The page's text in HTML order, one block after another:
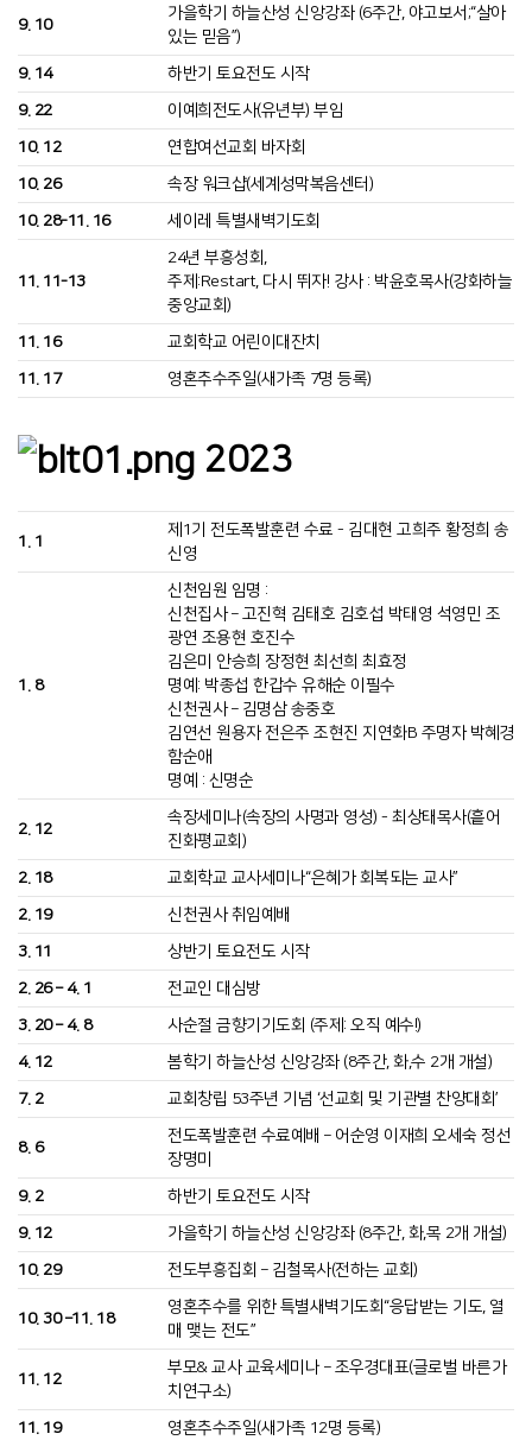
9. 10
가을학기 하늘산성 신앙강좌 (6주간, 야고보서;“살아
있는 믿음”)
9. 14
하반기 토요전도 시작
9. 22
이예희전도사(유년부) 부임
10. 12
연합여선교회 바자회
10. 26
속장 워크샵(세계성막복음센터)
10. 28-11. 16
세이레 특별새벽기도회
11. 11-13
24년 부흥성회,
주제:Restart, 다시 뛰자! 강사 : 박윤호목사(강화하늘
중앙교회)
11. 16
교회학교 어린이대잔치
11. 17
영혼추수주일(새가족 7명 등록)
2023
1. 1
제1기 전도폭발훈련 수료 - 김대현 고희주 황정희 송
신영
1. 8
신천임원 임명 :
신천집사 – 고진혁 김태호 김호섭 박태영 석영민 조
광연 조용현 호진수
김은미 안승희 장정현 최선희 최효정
명예: 박종섭 한갑수 유해순 이필수
신천권사 – 김명삼 송중호
김연선 원용자 전은주 조현진 지연화B 주명자 박혜경
함순애
명예 : 신명순
2. 12
속장세미나(속장의 사명과 영성) - 최상태목사(흩어
진화평교회)
2. 18
교회학교 교사세미나“은혜가 회복되는 교사”
2. 19
신천권사 취임예배
3. 11
상반기 토요전도 시작
2. 26 – 4. 1
전교인 대심방
3. 20 – 4. 8
사순절 금향기기도회 (주제: 오직 예수!)
4. 12
봄학기 하늘산성 신앙강좌 (8주간, 화,수 2개 개설)
7. 2
교회창립 53주년 기념 ‘선교회 및 기관별 찬양대회’
8. 6
전도폭발훈련 수료예배 – 어순영 이재희 오세숙 정선
장명미
9. 2
하반기 토요전도 시작
9. 12
가을학기 하늘산성 신앙강좌 (8주간, 화,목 2개 개설)
10. 29
전도부흥집회 – 김철목사(전하는 교회)
10. 30 –11. 18
영혼추수를 위한 특별새벽기도회“응답받는 기도, 열
매 맺는 전도”
11. 12
부모& 교사 교육세미나 – 조우경대표(글로벌 바른가
치연구소)
11. 19
영혼추수주일(새가족 12명 등록)